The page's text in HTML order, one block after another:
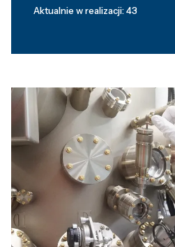
Aktualnie w realizacji: 43